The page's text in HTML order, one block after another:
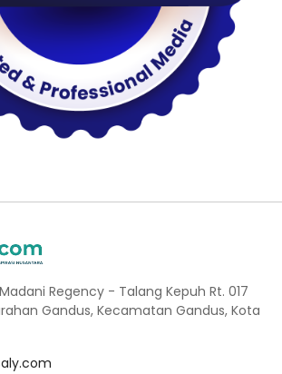
Regency - Talang Kepuh Rt. 017
Gandus, Kecamatan Gandus, Kota